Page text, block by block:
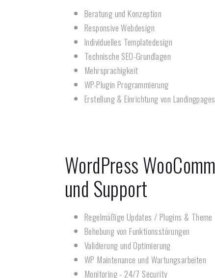
Beratung und Konzeption
Responsive Webdesign
Individuelles Templatedesign
Technische SEO-Grundlagen
Mehrsprachigkeit
WP-Plugin Programmierung
Erstellung & Einrichtung von Landingpages
WordPress
und Support
Regelmäßige Updates / Plugins & Theme
Behebung von Funktionsstörungen
Validierung und Optimierung
WP Maintenance und Wartungsarbeiten
Monitoring - 24/7 Security